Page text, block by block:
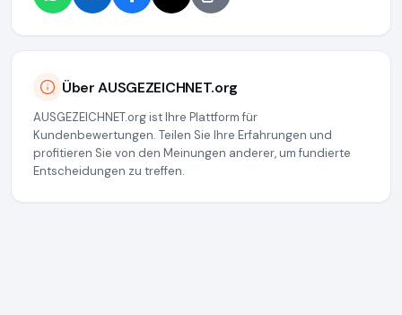
Über AUSGEZEICHNET.org
AUSGEZEICHNET.org ist Ihre Plattform für
Kundenbewertungen. Teilen Sie Ihre Erfahrungen und
profitieren Sie von den Meinungen anderer, um fundierte
Entscheidungen zu treffen.